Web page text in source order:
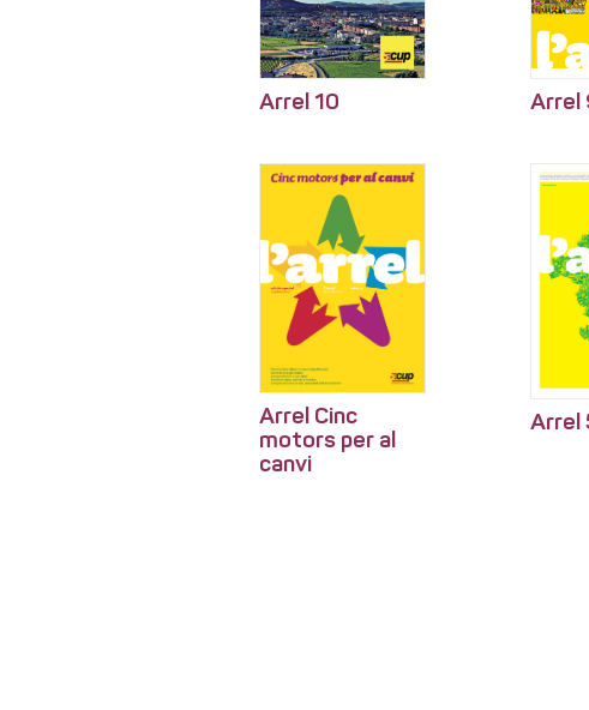
Arrel 10 Arrel
Arrel Cinc
motors per al
canvi
Arrel